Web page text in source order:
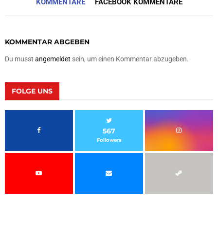
KOMMENTARE FACEBOOK KOMMENTARE
KOMMENTAR ABGEBEN
Du musst angemeldet sein, um einen Kommentar abzugeben.
FOLGE UNS
567
Followers